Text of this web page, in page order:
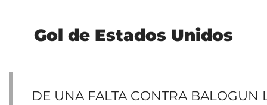
Gol de Estados Unidos
DE UNA FALTA CONTRA BALOGUN